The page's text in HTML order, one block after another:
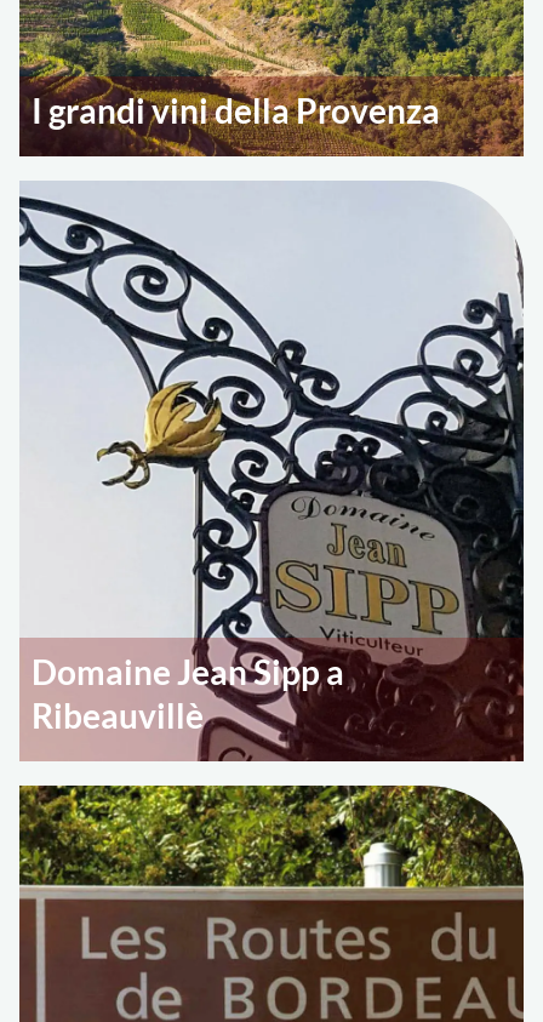
I grandi vini della Provenza
Domaine Jean Sipp a
Ribeauvillè